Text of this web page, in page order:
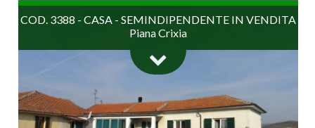
COD. 3388 - CASA - SEMINDIPENDENTE IN VENDITA
Piana Crixia